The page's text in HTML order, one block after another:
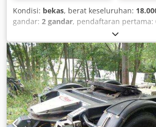
Kondisi: bekas, berat keseluruhan:
gandar: 2 gandar, pendaftaran pertama:
, Tahun